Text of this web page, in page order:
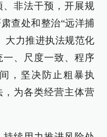
非法干预，开展规
查处和整治“远洋捕
大力推进执法规范化
、尺度一致、程序
，坚决防止粗暴执
为各类经营主体营